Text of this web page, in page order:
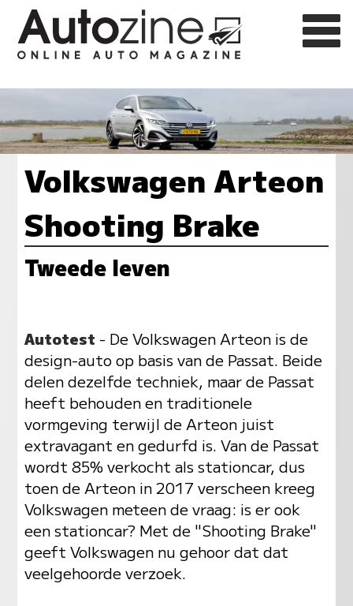
Volkswagen Arteon
Shooting Brake
Tweede leven
Autotest - De Volkswagen Arteon is de
design-auto op basis van de Passat. Beide
delen dezelfde techniek, maar de Passat
heeft behouden en traditionele
vormgeving terwijl de Arteon juist
extravagant en gedurfd is. Van de Passat
wordt 85% verkocht als stationcar, dus
toen de Arteon in 2017 verscheen kreeg
Volkswagen meteen de vraag: is er ook
een stationcar? Met de "Shooting Brake"
geeft Volkswagen nu gehoor dat dat
veelgehoorde verzoek.